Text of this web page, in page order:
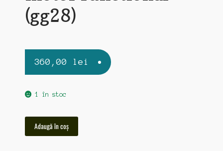
(gg28)
360,00 lei
1 în stoc
Grundig
Adaugă în coș